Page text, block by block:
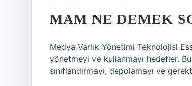
MAM NE DEMEK
Medya Varlık Yönetimi Teknolojisi
yönetmeyi ve kullanmayı hedefler.
sınıflandırmayı, depolamayı ve